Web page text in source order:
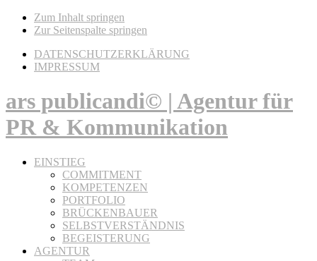
Zum Inhalt springen
Zur Seitenspalte springen
DATENSCHUTZERKLÄRUNG
IMPRESSUM
ars publicandi© | Agentur für
PR & Kommunikation
EINSTIEG
COMMITMENT
KOMPETENZEN
PORTFOLIO
BRÜCKENBAUER
SELBSTVERSTÄNDNIS
BEGEISTERUNG
AGENTUR